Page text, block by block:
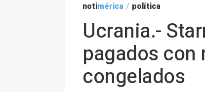
notimérica / política
Ucrania.-
pagados
congelados